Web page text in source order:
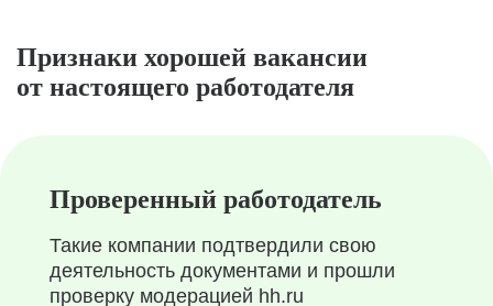
Признаки хорошей вакансии
от настоящего работодателя
Проверенный работодатель
Такие компании подтвердили свою
деятельность документами и прошли
проверку модерацией hh.ru